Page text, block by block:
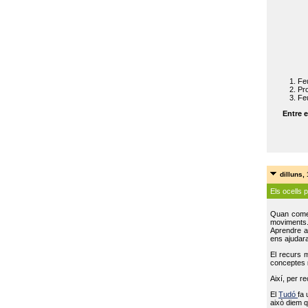
Entre
dilluns,
Els ocells
Quan
Aprendre
ens
El recurs
conceptes
Així, per
ElTudófa
això diem